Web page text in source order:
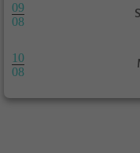
09
08
10
08